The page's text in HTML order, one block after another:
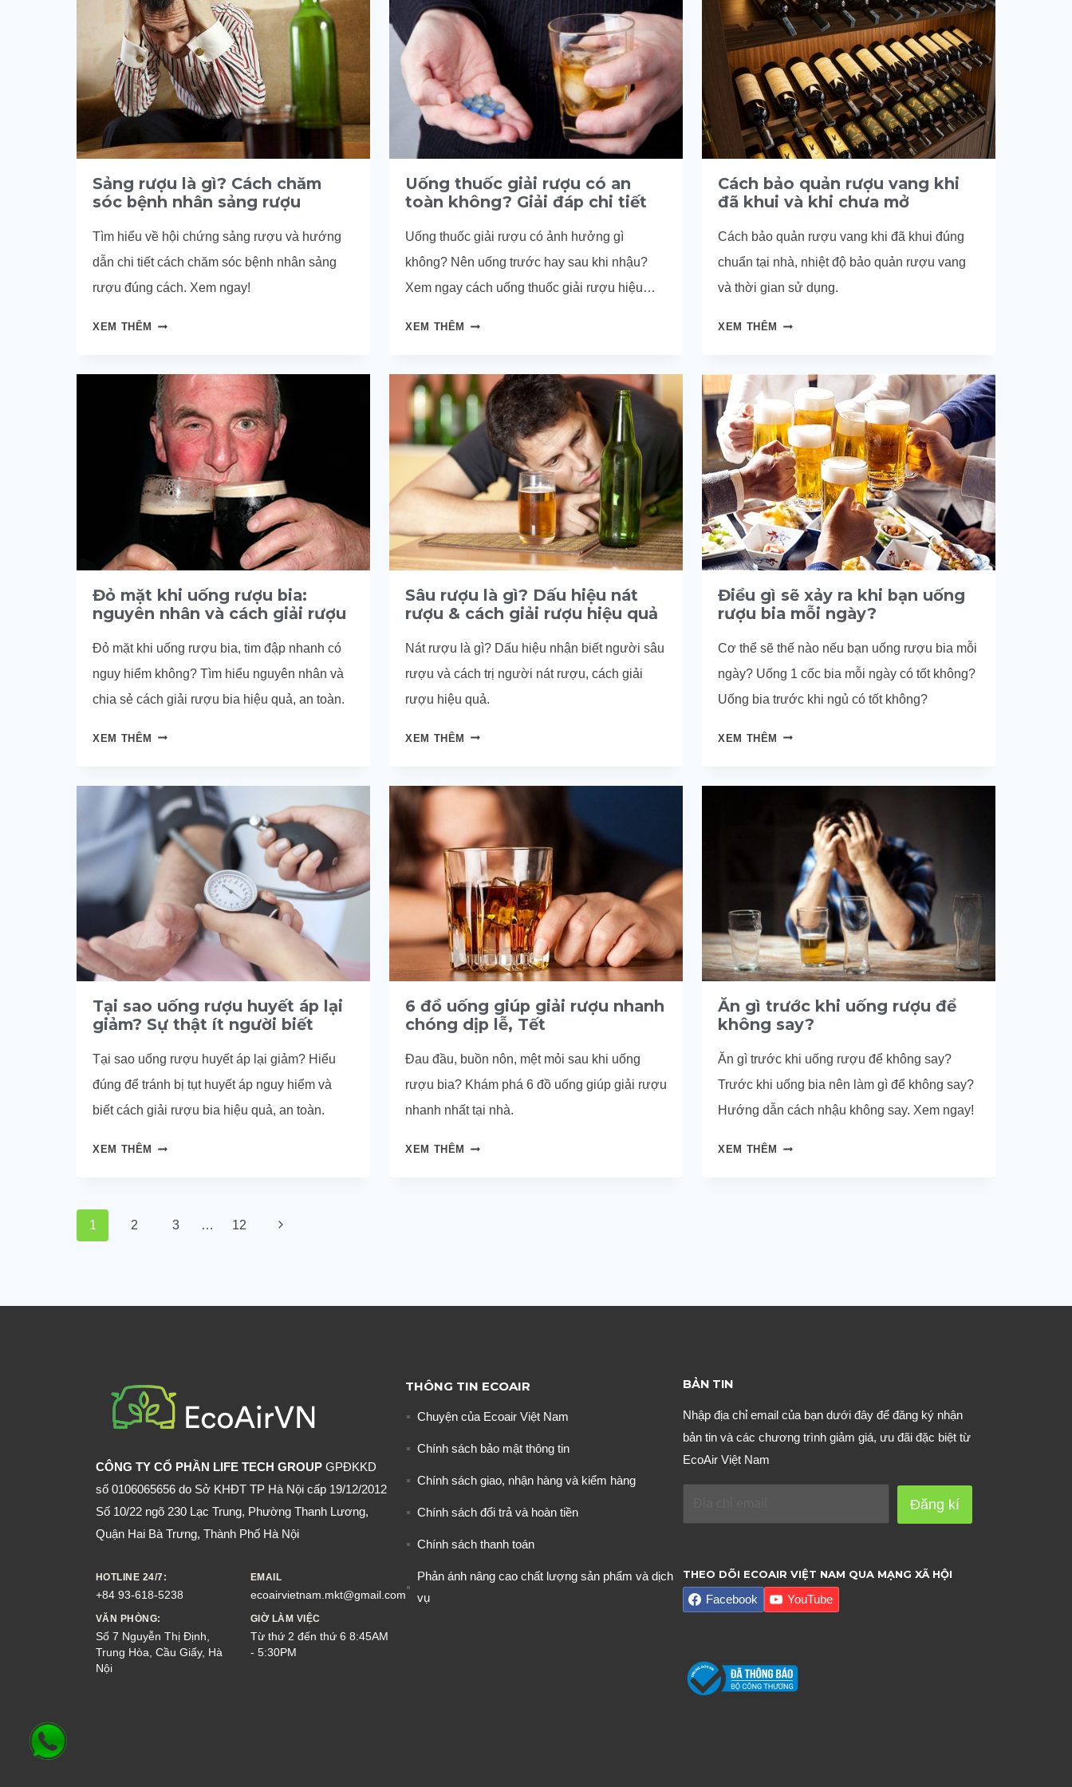
Sảng rượu là gì? Cách chăm
sóc bệnh nhân sảng rượu
Tìm hiểu về hội chứng sảng rượu và hướng
dẫn chi tiết cách chăm sóc bệnh nhân sảng
rượu đúng cách. Xem ngay!
XEM THÊM
SẢNG
GÌ?
CÁCH
CHĂM
SÓC
BỆNH
NHÂN
SẢNG
RƯỢU
Uống thuốc giải rượu có an
toàn không? Giải đáp chi tiết
Uống thuốc giải rượu có ảnh hưởng gì
không? Nên uống trước hay sau khi nhậu?
Xem ngay cách uống thuốc giải rượu hiệu
XEM THÊM
UỐNG
RƯỢU
CÓ
AN
TOÀN
KHÔNG?
GIẢI
ĐÁP
TIẾT
Cách bảo quản rượu vang khi
đã khui và khi chưa mở
Cách bảo quản rượu vang khi đã khui đúng
chuẩn tại nhà, nhiệt độ bảo quản rượu vang
và thời gian sử dụng.
XEM THÊM
CÁCH
RƯỢU
VANG
KHI
ĐÃ
KHUI
VÀ
KHI
CHƯA
MỞ
Đỏ mặt khi uống rượu bia:
nguyên nhân và cách giải rượu
Đỏ mặt khi uống rượu bia, tim đập nhanh có
nguy hiểm không? Tìm hiểu nguyên nhân và
chia sẻ cách giải rượu bia hiệu quả, an toàn.
XEM THÊM ĐỎ
UỐNG
RƯỢU
BIA:
NGUYÊN
CÁCH
GIẢI
RƯỢU
Sâu rượu là gì? Dấu hiệu nát
rượu & cách giải rượu hiệu quả
Nát rượu là gì? Dấu hiệu nhận biết người sâu
rượu và cách trị người nát rượu, cách giải
rượu hiệu quả.
XEM THÊM SÂU
GÌ?
HIỆU
NÁT
RƯỢU
&
CÁCH
GIẢI
RƯỢU
HIỆU
Điều gì sẽ xảy ra khi bạn uống
rượu bia mỗi ngày?
Cơ thể sẽ thế nào nếu bạn uống rượu bia mỗi
ngày? Uống 1 cốc bia mỗi ngày có tốt không?
Uống bia trước khi ngủ có tốt không?
XEM THÊM ĐIỀU
UỐNG
RƯỢU
BIA
MỖI
NGÀY?
Tại sao uống rượu huyết áp lại
giảm? Sự thật ít người biết
Tại sao uống rượu huyết áp lại giảm? Hiểu
đúng để tránh bị tụt huyết áp nguy hiểm và
biết cách giải rượu bia hiệu quả, an toàn.
XEM THÊM
TẠI
HUYẾT
SỰ
BIẾT
6 đồ uống giúp giải rượu nhanh
chóng dịp lễ, Tết
Đau đầu, buồn nôn, mệt mỏi sau khi uống
rượu bia? Khám phá 6 đồ uống giúp giải rượu
nhanh nhất tại nhà.
XEM THÊM
DỊP
Ăn gì trước khi uống rượu để
không say?
Ăn gì trước khi uống rượu để không say?
Trước khi uống bia nên làm gì để không say?
Hướng dẫn cách nhậu không say. Xem ngay!
XEM THÊM
ĂN
SAY?
Page
navigation
1 2 3 … 12 Next
CÔNG TY CỔ PHẦN LIFE TECH GROUP GPĐKKD
số 0106065656 do Sở KHĐT TP Hà Nội cấp 19/12/2012
Số 10/22 ngõ 230 Lạc Trung, Phường Thanh Lương,
Quận Hai Bà Trưng, Thành Phố Hà Nội
HOTLINE 24/7:
+84 93-618-5238
EMAIL
ecoairvietnam.mkt@gmail.com
VĂN PHÒNG:
Số 7 Nguyễn Thị Định,
Trung Hòa, Cầu Giấy, Hà
Nội
GIỜ LÀM VIỆC
Từ thứ 2 đến thứ 6 8:45AM
- 5:30PM
THÔNG TIN ECOAIR
Chuyện của Ecoair Việt Nam
Chính sách bảo mật thông tin
Chính sách giao, nhận hàng và kiểm hàng
Chính sách đổi trả và hoàn tiền
Chính sách thanh toán
Phản ánh nâng cao chất lượng sản phẩm và dịch
vụ
BẢN TIN
Nhập địa chỉ email của bạn dưới đây để đăng ký nhận
bản tin và các chương trình giảm giá, ưu đãi đặc biệt từ
EcoAir Việt Nam
Đăng kí
THEO DÕI ECOAIR VIỆT NAM QUA MẠNG XÃ HỘI
Facebook YouTube